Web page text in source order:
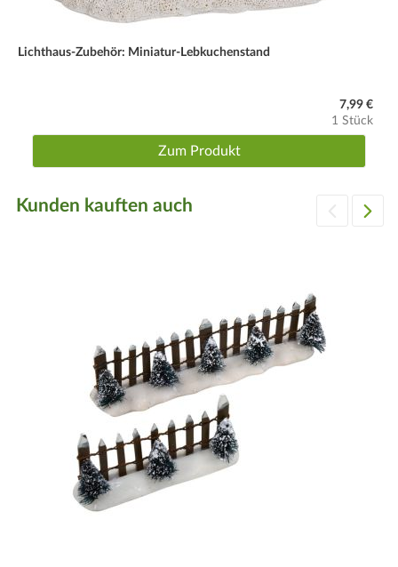
Lichthaus-Zubehör: Miniatur-Lebkuchenstand
7,99 €
1 Stück
Zum Produkt
Kunden kauften auch